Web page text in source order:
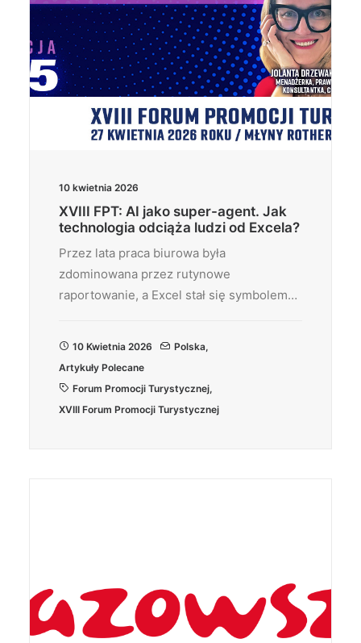
10 kwietnia 2026
XVIII FPT: AI jako super-agent. Jak
technologia odciąża ludzi od Excela?
Przez lata praca biurowa była
zdominowana przez rutynowe
raportowanie, a Excel stał się symbolem…
10 Kwietnia 2026 Polska,
Artykuły Polecane
Forum Promocji Turystycznej,
XVIII Forum Promocji Turystycznej